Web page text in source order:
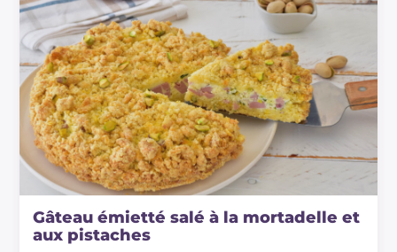
Gâteau émietté salé à la mortadelle et
aux pistaches